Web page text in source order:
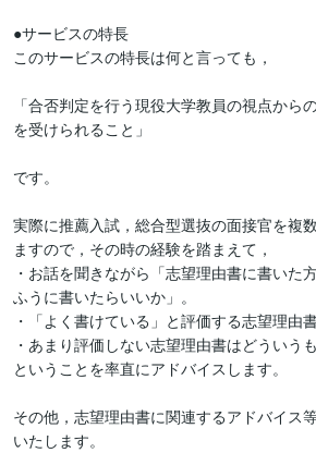
●サービスの特長
このサービスの特長は何と言っても，
「合否判定を行う現役大学教員の視点から
を受けられること」
です。
実際に推薦入試，総合型選抜の面接官を複
ますので，その時の経験を踏まえて，
・お話を聞きながら「志望理由書に書いた
ふうに書いたらいいか」。
・「よく書けている」と評価する志望理由
・あまり評価しない志望理由書はどういうも
ということを率直にアドバイスします。
その他，志望理由書に関連するアドバイス
いたします。